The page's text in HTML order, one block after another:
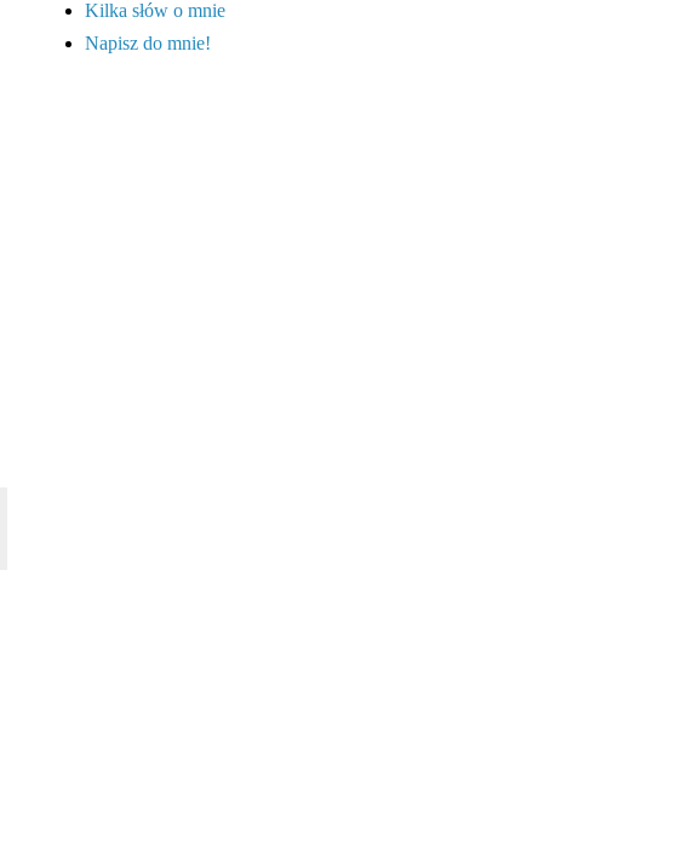
Kilka słów o mnie
Napisz do mnie!